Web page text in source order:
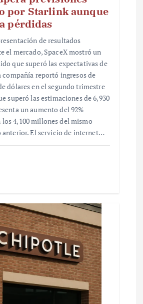
por Starlink aunque
pérdidas
de resultados
el mercado, SpaceX mostró un
que superó las expectativas de
compañía reportó ingresos de
dólares en el segundo trimestre
superó las estimaciones de 6,930
un aumento del 92%
4,100 millones del mismo
anterior. El servicio de internet…